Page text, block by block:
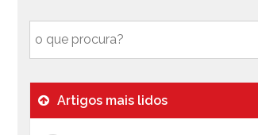
Artigos mais lidos